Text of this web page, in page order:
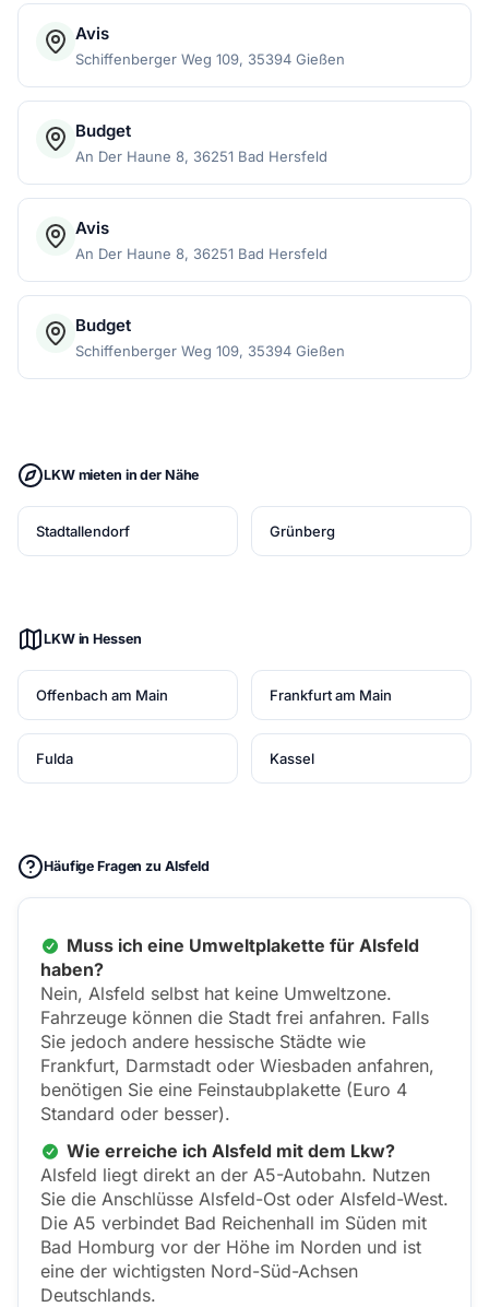
Avis
Schiffenberger Weg 109, 35394 Gießen
Budget
An Der Haune 8, 36251 Bad Hersfeld
Avis
An Der Haune 8, 36251 Bad Hersfeld
Budget
Schiffenberger Weg 109, 35394 Gießen
LKW mieten in der Nähe
Stadtallendorf Grünberg
LKW in Hessen
Offenbach am Main Frankfurt am Main
Fulda Kassel
Häufige Fragen zu Alsfeld
Muss ich eine Umweltplakette für Alsfeld
haben?
Nein, Alsfeld selbst hat keine Umweltzone.
Fahrzeuge können die Stadt frei anfahren. Falls
Sie jedoch andere hessische Städte wie
Frankfurt, Darmstadt oder Wiesbaden anfahren,
benötigen Sie eine Feinstaubplakette (Euro 4
Standard oder besser).
Wie erreiche ich Alsfeld mit dem Lkw?
Alsfeld liegt direkt an der A5-Autobahn. Nutzen
Sie die Anschlüsse Alsfeld-Ost oder Alsfeld-West.
Die A5 verbindet Bad Reichenhall im Süden mit
Bad Homburg vor der Höhe im Norden und ist
eine der wichtigsten Nord-Süd-Achsen
Deutschlands.